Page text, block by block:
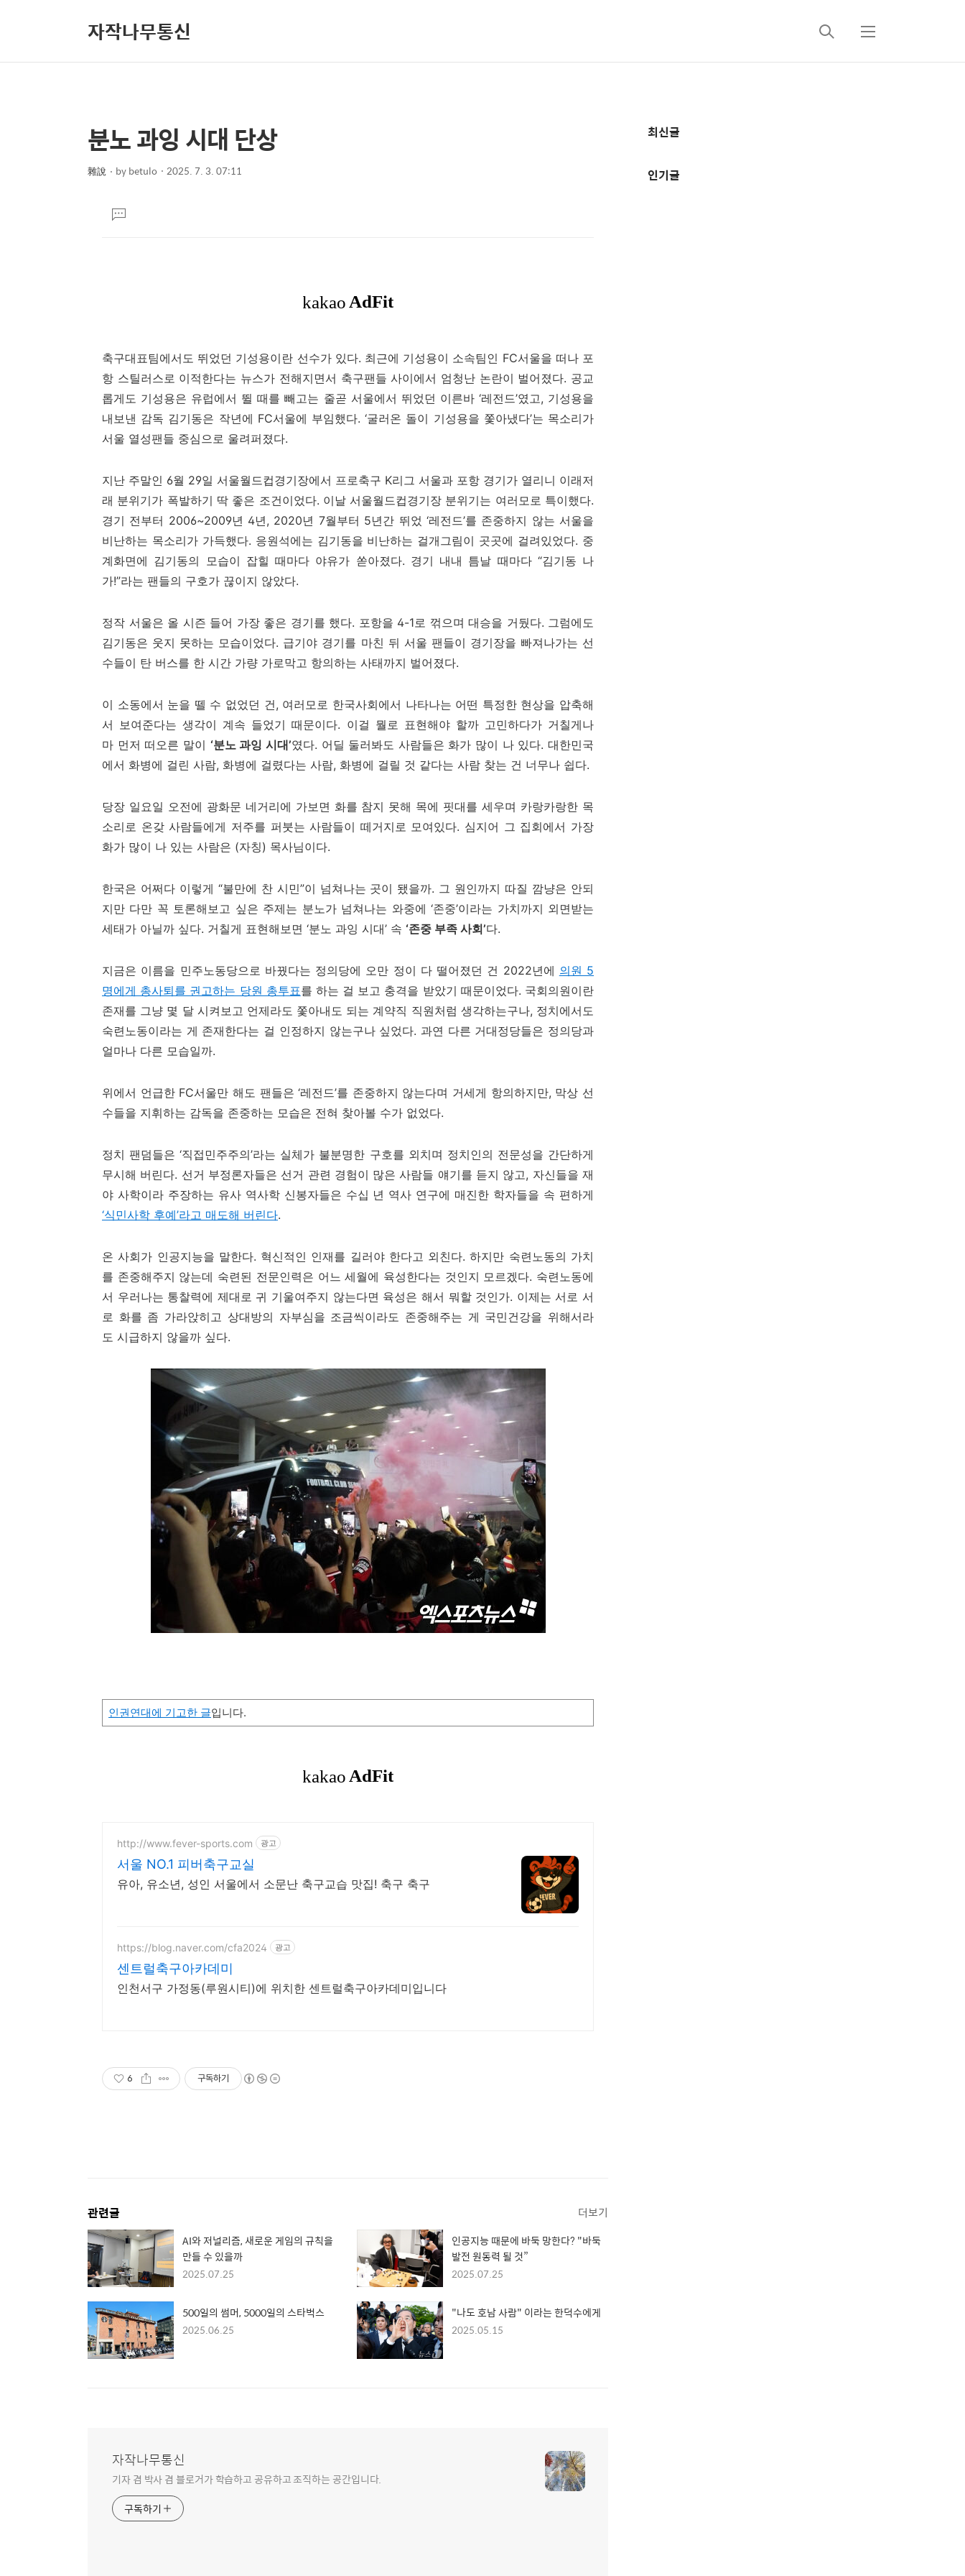
자작나무통신
검
메
상
세
컨
본
문
제
분노 과잉 시대 단상
雜說 bybetulo 2025. 7. 3. 07:11
댓
글
축구대표팀에서도 뛰었던 기성용이란 선수가 있다. 최근에 기성용이 소속팀인 FC서울을 떠나 포
항 스틸러스로 이적한다는 뉴스가 전해지면서 축구팬들 사이에서 엄청난 논란이 벌어졌다. 공교
롭게도 기성용은 유럽에서 뛸 때를 빼고는 줄곧 서울에서 뛰었던 이른바 ‘레전드’였고, 기성용을
내보낸 감독 김기동은 작년에 FC서울에 부임했다. ‘굴러온 돌이 기성용을 쫓아냈다’는 목소리가
서울 열성팬들 중심으로 울려퍼졌다.
지난 주말인 6월 29일 서울월드컵경기장에서 프로축구 K리그 서울과 포항 경기가 열리니 이래저
래 분위기가 폭발하기 딱 좋은 조건이었다. 이날 서울월드컵경기장 분위기는 여러모로 특이했다.
경기 전부터 2006~2009년 4년, 2020년 7월부터 5년간 뛰었 ‘레전드’를 존중하지 않는 서울을
비난하는 목소리가 가득했다. 응원석에는 김기동을 비난하는 걸개그림이 곳곳에 걸려있었다. 중
계화면에 김기동의 모습이 잡힐 때마다 야유가 쏟아졌다. 경기 내내 틈날 때마다 “김기동 나
가!”라는 팬들의 구호가 끊이지 않았다.
정작 서울은 올 시즌 들어 가장 좋은 경기를 했다. 포항을 4-1로 꺾으며 대승을 거뒀다. 그럼에도
김기동은 웃지 못하는 모습이었다. 급기야 경기를 마친 뒤 서울 팬들이 경기장을 빠져나가는 선
수들이 탄 버스를 한 시간 가량 가로막고 항의하는 사태까지 벌어졌다.
이 소동에서 눈을 뗄 수 없었던 건, 여러모로 한국사회에서 나타나는 어떤 특정한 현상을 압축해
서 보여준다는 생각이 계속 들었기 때문이다. 이걸 뭘로 표현해야 할까 고민하다가 거칠게나
마 먼저 떠오른 말이 ‘분노 과잉 시대’였다. 어딜 둘러봐도 사람들은 화가 많이 나 있다. 대한민국
에서 화병에 걸린 사람, 화병에 걸렸다는 사람, 화병에 걸릴 것 같다는 사람 찾는 건 너무나 쉽다.
당장 일요일 오전에 광화문 네거리에 가보면 화를 참지 못해 목에 핏대를 세우며 카랑카랑한 목
소리로 온갖 사람들에게 저주를 퍼붓는 사람들이 떼거지로 모여있다. 심지어 그 집회에서 가장
화가 많이 나 있는 사람은 (자칭) 목사님이다.
한국은 어쩌다 이렇게 “불만에 찬 시민”이 넘쳐나는 곳이 됐을까. 그 원인까지 따질 깜냥은 안되
지만 다만 꼭 토론해보고 싶은 주제는 분노가 넘쳐나는 와중에 ‘존중’이라는 가치까지 외면받는
세태가 아닐까 싶다. 거칠게 표현해보면 ‘분노 과잉 시대’ 속 ‘존중 부족 사회’다.
지금은 이름을 민주노동당으로 바꿨다는 정의당에 오만 정이 다 떨어졌던 건 2022년에 의원 5
명에게 총사퇴를 권고하는 당원 총투표를 하는 걸 보고 충격을 받았기 때문이었다. 국회의원이란
존재를 그냥 몇 달 시켜보고 언제라도 쫓아내도 되는 계약직 직원처럼 생각하는구나, 정치에서도
숙련노동이라는 게 존재한다는 걸 인정하지 않는구나 싶었다. 과연 다른 거대정당들은 정의당과
얼마나 다른 모습일까.
위에서 언급한 FC서울만 해도 팬들은 ‘레전드’를 존중하지 않는다며 거세게 항의하지만, 막상 선
수들을 지휘하는 감독을 존중하는 모습은 전혀 찾아볼 수가 없었다.
정치 팬덤들은 ‘직접민주주의’라는 실체가 불분명한 구호를 외치며 정치인의 전문성을 간단하게
무시해 버린다. 선거 부정론자들은 선거 관련 경험이 많은 사람들 얘기를 듣지 않고, 자신들을 재
야 사학이라 주장하는 유사 역사학 신봉자들은 수십 년 역사 연구에 매진한 학자들을 속 편하게
‘식민사학 후예’라고 매도해 버린다.
온 사회가 인공지능을 말한다. 혁신적인 인재를 길러야 한다고 외친다. 하지만 숙련노동의 가치
를 존중해주지 않는데 숙련된 전문인력은 어느 세월에 육성한다는 것인지 모르겠다. 숙련노동에
서 우러나는 통찰력에 제대로 귀 기울여주지 않는다면 육성은 해서 뭐할 것인가. 이제는 서로 서
로 화를 좀 가라앉히고 상대방의 자부심을 조금씩이라도 존중해주는 게 국민건강을 위해서라
도 시급하지 않을까 싶다.
인권연대에 기고한 글입니다.
http://www.fever-sports.com 광고
서울 NO.1 피버축구교실
유아, 유소년, 성인 서울에서 소문난 축구교습 맛집! 축구 축구
https://blog.naver.com/cfa2024 광고
센트럴축구아카데미
인천서구 가정동(루원시티)에 위치한 센트럴축구아카데미입니다
6 구독하기
관련글 더보기
AI와 저널리즘, 새로운 게임의 규칙을
만들 수 있을까
2025.07.25
인공지능 때문에 바둑 망한다? "바둑
발전 원동력 될 것”
2025.07.25
500일의 썸머, 5000일의 스타벅스
2025.06.25
"나도 호남 사람" 이라는 한덕수에게
2025.05.15
자작나무통신
기자 겸 박사 겸 블로거가 학습하고 공유하고 조직하는 공간입니다.
구독하기
추
정
최신글
인기글